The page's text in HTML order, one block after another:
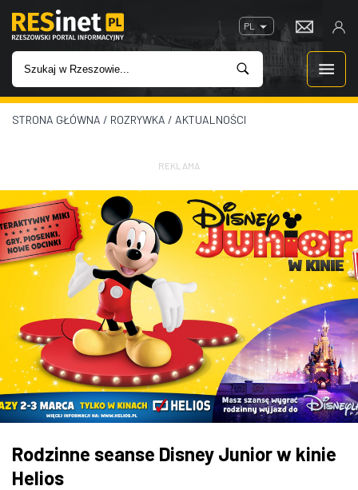
PL
WIADOMOŚCI
IMPREZY
ROZRYWKA
W KINACH
GASTRONOMIA
ZDJĘCIA
W RZESZOWIE
STRONA GŁÓWNA / ROZRYWKA / AKTUALNOŚCI
REKLAMA
Rodzinne seanse Disney Junior w kinie
Helios